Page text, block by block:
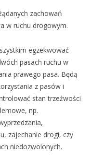
zachowań
w ruchu drogowym.
egzekwować
pasach ruchu w
prawego pasa. Będą
z pasów i
stan trzeźwości
np.
zajechanie drogi, czy
niedozwolonych.